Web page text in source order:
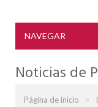
NAVEGAR
Noticias de
Página de inicio »